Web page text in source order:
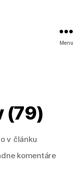
Menu
(79)
v článku
komentárena